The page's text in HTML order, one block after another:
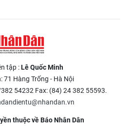
tập :Lê Quốc Minh
71 Hàng Trống - Hà Nội
54232 Fax: (84) 24 382 55593.
thuộc về Báo Nhân Dân